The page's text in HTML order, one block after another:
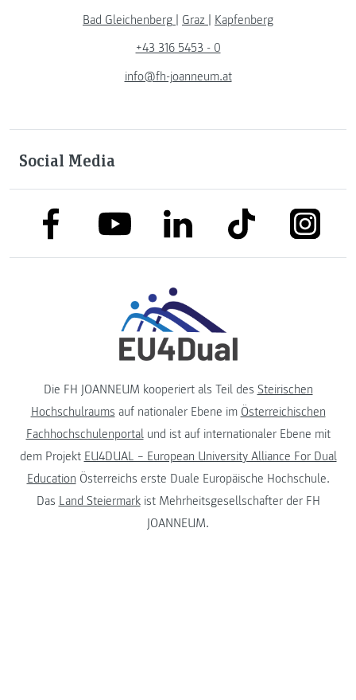
Bad Gleichenberg | Graz | Kapfenberg
+43 316 5453 - 0
info@fh-joanneum.at
Social Media
link to facebooklink to youtubelink to linkedinlink to tiktok link to
Die FH JOANNEUM kooperiert als Teil des Steirischen
Hochschulraums auf nationaler Ebene im Österreichischen
Fachhochschulenportalund ist auf internationaler Ebene mit
dem Projekt EU4DUAL – European University Alliance For Dual
Education Österreichs erste Duale Europäische Hochschule.
Das Land Steiermarkist Mehrheitsgesellschafter der FH
JOANNEUM.